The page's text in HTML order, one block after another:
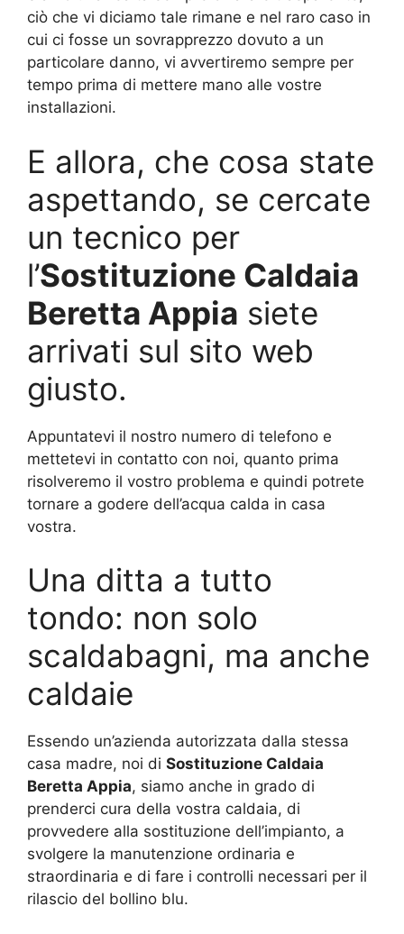
ciò che vi diciamo tale rimane e nel raro caso in
cui ci fosse un sovrapprezzo dovuto a un
particolare danno, vi avvertiremo sempre per
tempo prima di mettere mano alle vostre
installazioni.
E allora, che cosa state
aspettando, se cercate
un tecnico per
l’Sostituzione Caldaia
Beretta Appia siete
arrivati sul sito web
giusto.
Appuntatevi il nostro numero di telefono e
mettetevi in contatto con noi, quanto prima
risolveremo il vostro problema e quindi potrete
tornare a godere dell’acqua calda in casa
vostra.
Una ditta a tutto
tondo: non solo
scaldabagni, ma anche
caldaie
Essendo un’azienda autorizzata dalla stessa
casa madre, noi di Sostituzione Caldaia
Beretta Appia, siamo anche in grado di
prenderci cura della vostra caldaia, di
provvedere alla sostituzione dell’impianto, a
svolgere la manutenzione ordinaria e
straordinaria e di fare i controlli necessari per il
rilascio del bollino blu.